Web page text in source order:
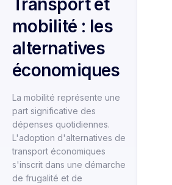
mobilité : les
alternatives
économiques
La mobilité représente une
part significative des
dépenses quotidiennes.
L'adoption d'alternatives de
transport économiques
s'inscrit dans une démarche
de frugalité et de